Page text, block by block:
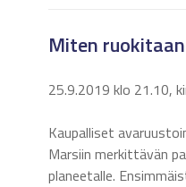
Miten
25.9.2019 klo 21.10,
Kaupalliset
Marsiin merkittävän
planeetalle.